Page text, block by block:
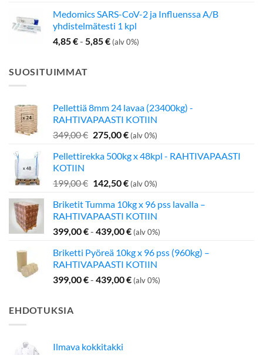
Medomics SARS-CoV-2 ja Influenssa A/B
yhdistelmätesti 1 kpl
4,85€- 5,85€ (alv 0%)
SUOSITUIMMAT
Pellettiä 8mm 24 lavaa (23400kg) -
RAHTIVAPAASTI KOTIIN
349,00€ Alkuperäinen
oli:
275,00€Nykyinen
on:
(alv 0%)
Pellettirekka 500kg x 48kpl - RAHTIVAPAASTI
KOTIIN
199,00€ Alkuperäinen
oli:
199,00 €.
142,50€Nykyinen
on:
142,50 €.
(alv 0%)
Briketit Tumma 10kg x 96 pss lavalla –
RAHTIVAPAASTI KOTIIN
399,00€- 439,00€ (alv 0%)
Briketti Pyöreä 10kg x 96 pss (960kg) –
RAHTIVAPAASTI KOTIIN
399,00€- 439,00€ (alv 0%)
EHDOTUKSIA
Ilmava kokkitakki